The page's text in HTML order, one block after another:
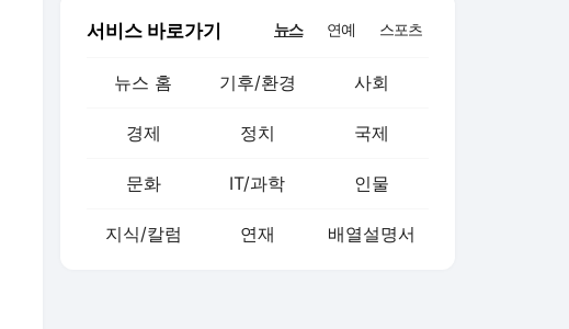
서비스 바로가기 뉴스 연예 스포츠
뉴스 홈 기후/환경 사회
경제 정치 국제
문화 IT/과학 인물
지식/칼럼 연재 배열설명서